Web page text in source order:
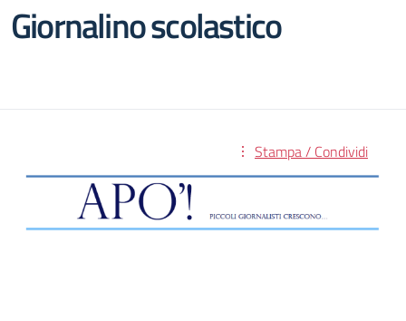
Giornalino scolastico
Stampa / Condividi